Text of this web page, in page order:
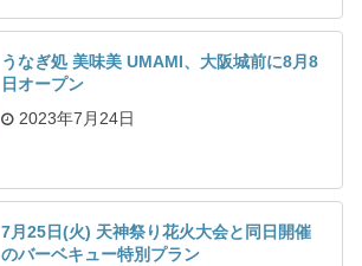
うなぎ処 美味美 UMAMI、大阪城前に8月8
日オープン
2023年7月24日
7月25日(火) 天神祭り花火大会と同日開催
のバーベキュー特別プラン